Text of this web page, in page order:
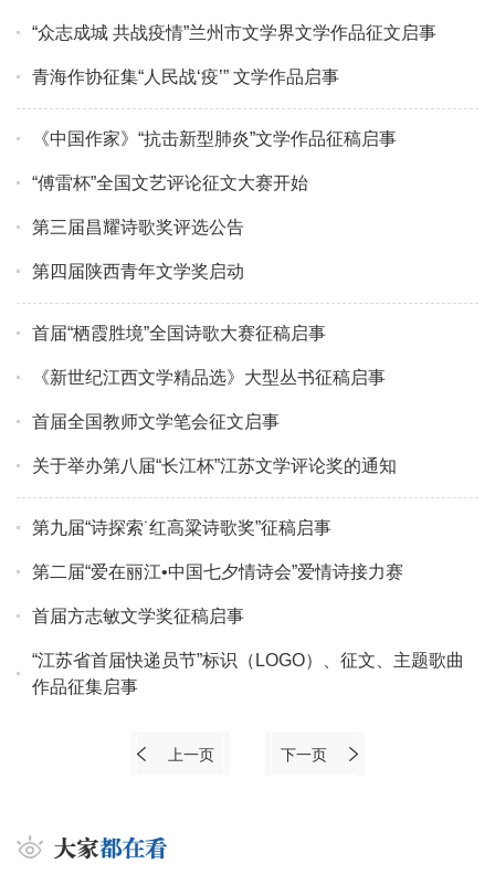
“众志成城 共战疫情”兰州市文学界文学作品征文启事
青海作协征集“人民战‘疫’” 文学作品启事
《中国作家》“抗击新型肺炎”文学作品征稿启事
“傅雷杯”全国文艺评论征文大赛开始
第三届昌耀诗歌奖评选公告
第四届陕西青年文学奖启动
首届“栖霞胜境”全国诗歌大赛征稿启事
《新世纪江西文学精品选》大型丛书征稿启事
首届全国教师文学笔会征文启事
关于举办第八届“长江杯”江苏文学评论奖的通知
第九届“诗探索˙红高粱诗歌奖”征稿启事
第二届“爱在丽江•中国七夕情诗会”爱情诗接力赛
首届方志敏文学奖征稿启事
“江苏省首届快递员节”标识（LOGO）、征文、主题歌曲
作品征集启事
上一页 下一页